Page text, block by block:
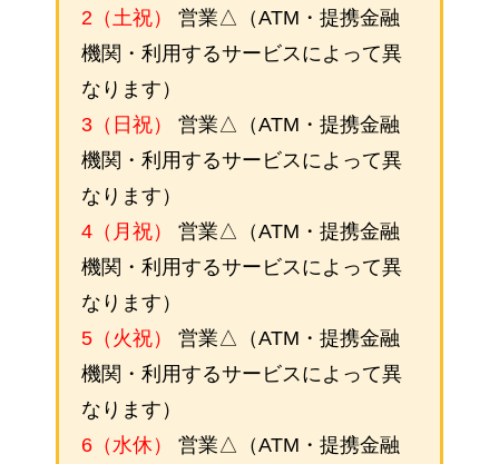
2（土祝） 営業△（ATM・提携金融
機関・利用するサービスによって異
なります）
3（日祝） 営業△（ATM・提携金融
機関・利用するサービスによって異
なります）
4（月祝） 営業△（ATM・提携金融
機関・利用するサービスによって異
なります）
5（火祝） 営業△（ATM・提携金融
機関・利用するサービスによって異
なります）
6（水休） 営業△（ATM・提携金融